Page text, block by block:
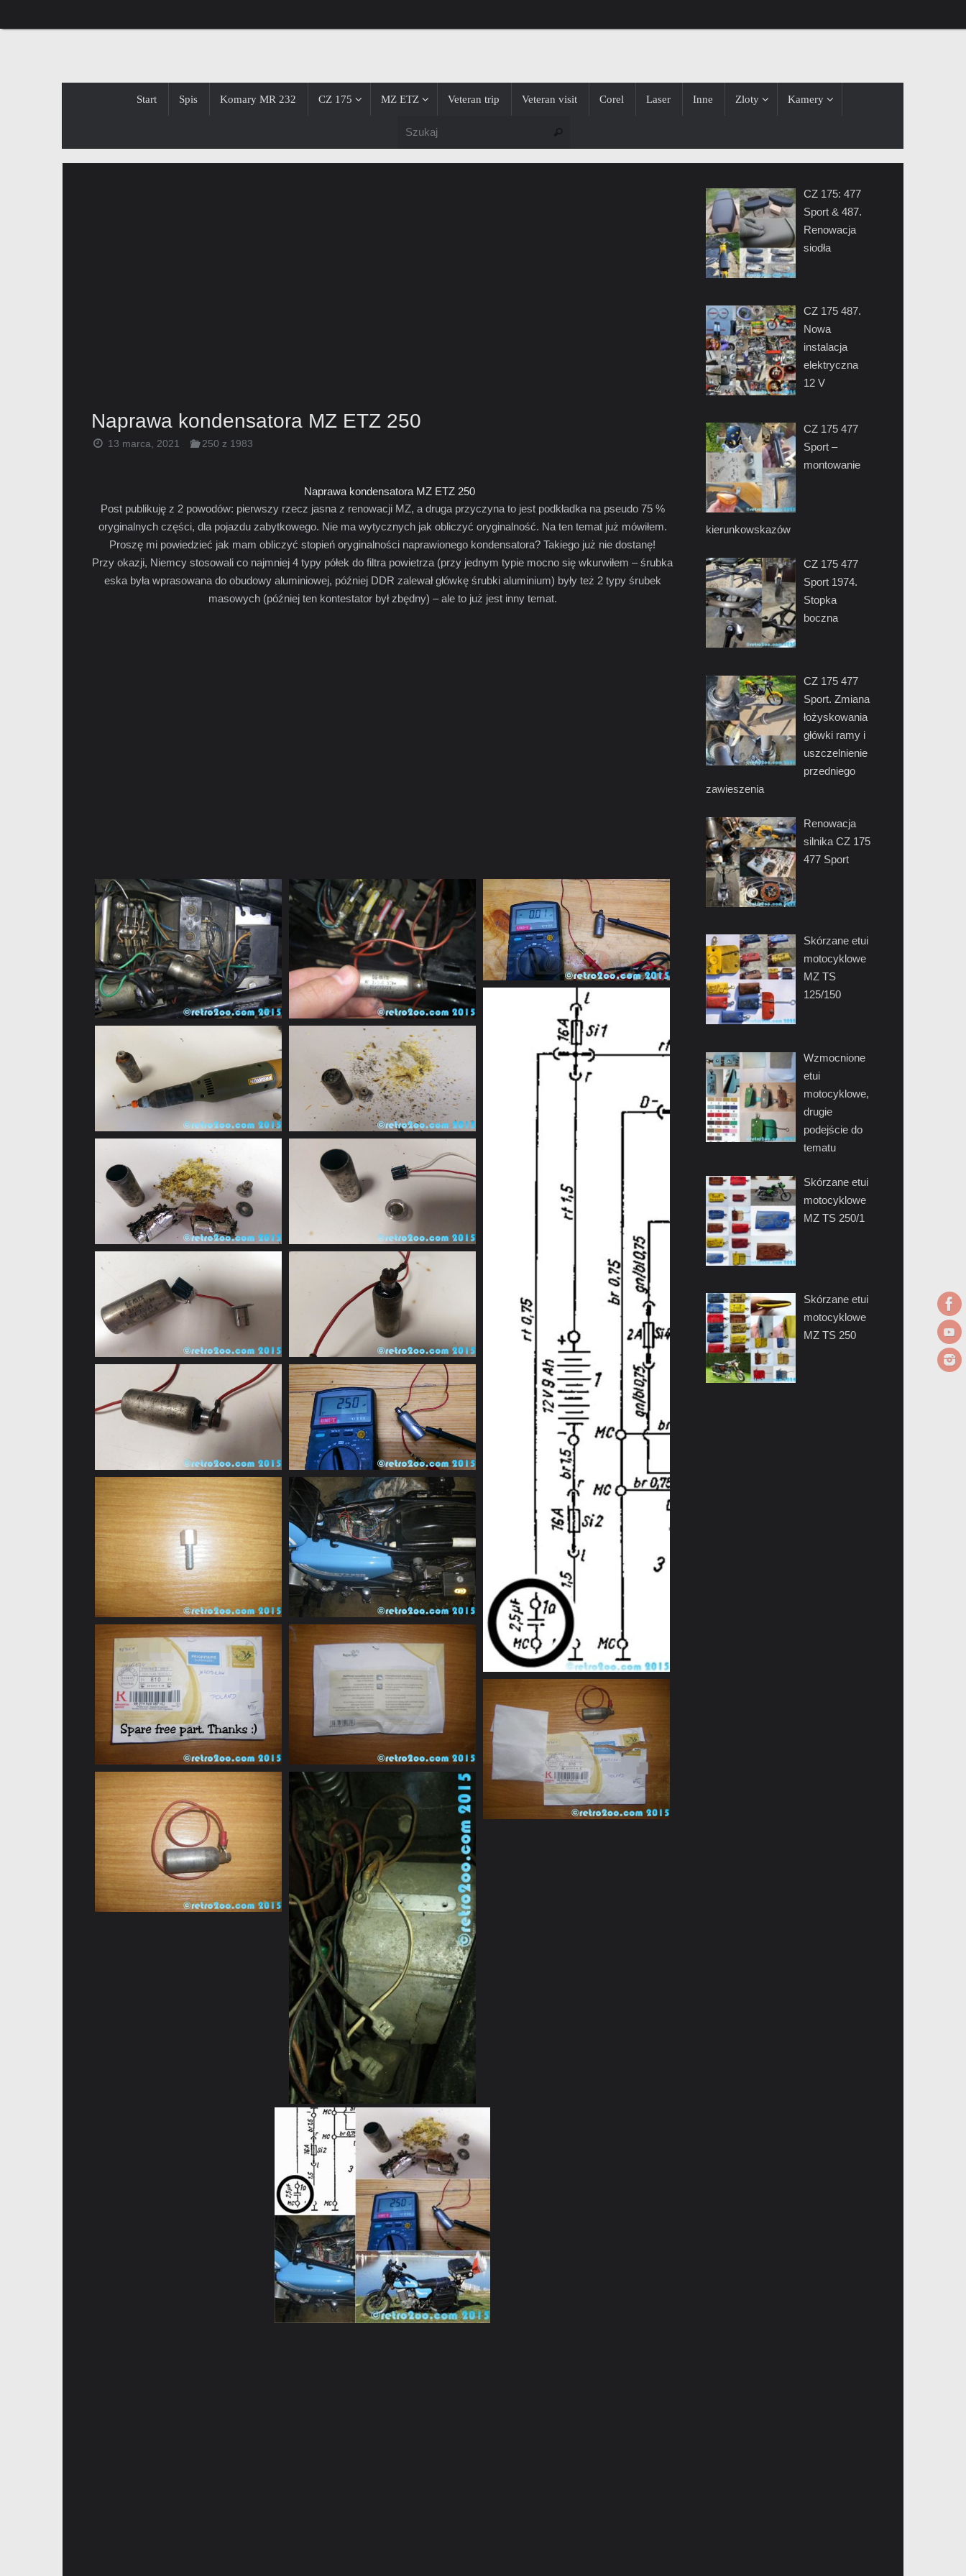
do
Start Spis Komary MR 232 CZ 175 MZ ETZ Veteran trip Veteran visit Corel Laser Inne Zloty Kamery
Naprawa kondensatora MZ ETZ 250
13 marca, 2021 250 z 1983
Naprawa kondensatora MZ ETZ 250
Post publikuję z 2 powodów: pierwszy rzecz jasna z renowacji MZ, a druga przyczyna to jest podkładka na pseudo 75 %
oryginalnych części, dla pojazdu zabytkowego. Nie ma wytycznych jak obliczyć oryginalność. Na ten temat już mówiłem.
Proszę mi powiedzieć jak mam obliczyć stopień oryginalności naprawionego kondensatora? Takiego już nie dostanę!
Przy okazji, Niemcy stosowali co najmniej 4 typy półek do filtra powietrza (przy jednym typie mocno się wkurwiłem – śrubka
eska była wprasowana do obudowy aluminiowej, później DDR zalewał główkę śrubki aluminium) były też 2 typy śrubek
masowych (później ten kontestator był zbędny) – ale to już jest inny temat.
CZ 175: 477
Sport & 487.
Renowacja
siodła
CZ 175 487.
Nowa
instalacja
elektryczna
12 V
CZ 175 477
Sport –
montowanie
kierunkowskazów
CZ 175 477
Sport 1974.
Stopka
boczna
CZ 175 477
Sport. Zmiana
łożyskowania
główki ramy i
uszczelnienie
przedniego
zawieszenia
Renowacja
silnika CZ 175
477 Sport
Skórzane etui
motocyklowe
MZ TS
125/150
Wzmocnione
etui
motocyklowe,
drugie
podejście do
tematu
Skórzane etui
motocyklowe
MZ TS 250/1
Skórzane etui
motocyklowe
MZ TS 250